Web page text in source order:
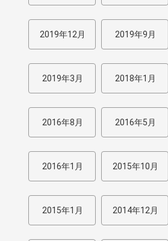
2019年12月 2019年9月
2019年3月 2018年1月
2016年8月 2016年5月
2016年1月 2015年10月
2015年1月 2014年12月